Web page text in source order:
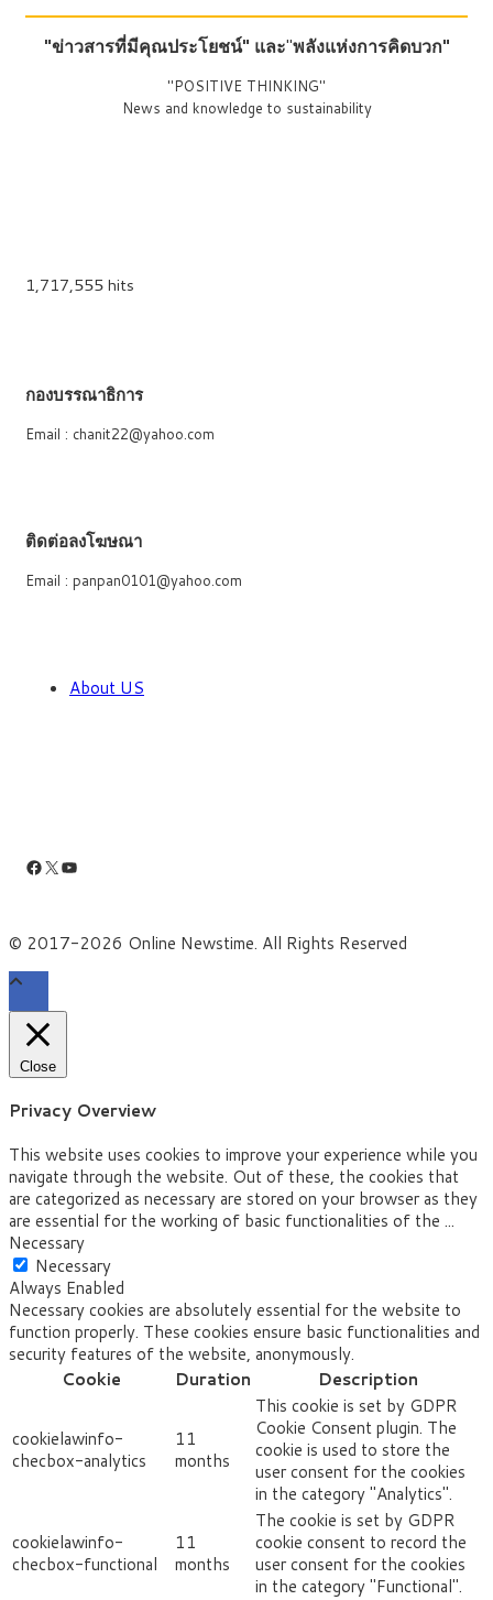
"ข่าวสารที่มีคุณประโยชน์" และ"พลังแห่งการคิดบวก"
"POSITIVE THINKING"
News and knowledge to sustainability
1,717,555 hits
กองบรรณาธิการ
Email : chanit22@yahoo.com
ติดต่อลงโฆษณา
Email : panpan0101@yahoo.com
About US
Facebook
X YouTube
© 2017-2026 Online Newstime. All Rights Reserved
Close
Privacy Overview
This website uses cookies to improve your experience while you
navigate through the website. Out of these, the cookies that
are categorized as necessary are stored on your browser as they
are essential for the working of basic functionalities of the ...
Necessary
Necessary
Always Enabled
Necessary cookies are absolutely essential for the website to
function properly. These cookies ensure basic functionalities and
security features of the website, anonymously.
Cookie
Duration Description
cookielawinfo-
checbox-analytics
11
months
This cookie is set by GDPR
Cookie Consent plugin. The
cookie is used to store the
user consent for the cookies
in the category "Analytics".
cookielawinfo-
checbox-functional
11
months
The cookie is set by GDPR
cookie consent to record the
user consent for the cookies
in the category "Functional".